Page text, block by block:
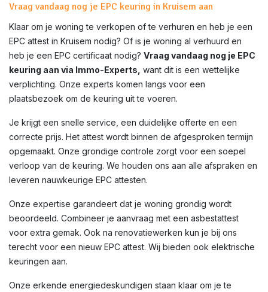
Vraag vandaag nog je EPC keuring in Kruisem aan
Klaar om je woning te verkopen of te verhuren en heb je een
EPC attest in Kruisem nodig? Of is je woning al verhuurd en
heb je een EPC certificaat nodig? Vraag vandaag nog je EPC
keuring aan via Immo-Experts, want dit is een wettelijke
verplichting. Onze experts komen langs voor een
plaatsbezoek om de keuring uit te voeren.
Je krijgt een snelle service, een duidelijke offerte en een
correcte prijs. Het attest wordt binnen de afgesproken termijn
opgemaakt. Onze grondige controle zorgt voor een soepel
verloop van de keuring. We houden ons aan alle afspraken en
leveren nauwkeurige EPC attesten.
Onze expertise garandeert dat je woning grondig wordt
beoordeeld. Combineer je aanvraag met een asbestattest
voor extra gemak. Ook na renovatiewerken kun je bij ons
terecht voor een nieuw EPC attest. Wij bieden ook elektrische
keuringen aan.
Onze erkende energiedeskundigen staan klaar om je te